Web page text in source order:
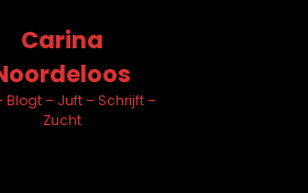
Carina
Blogt – Juft – Schrijft –
Zucht